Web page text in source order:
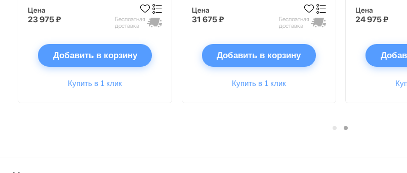
Цена
23 975 ₽
Бесплатная
доставка
Добавить в корзину
Купить в 1 клик
Цена
31 675 ₽
Бесплатная
доставка
Добавить в корзину
Купить в 1 клик
Цена
24 975 ₽